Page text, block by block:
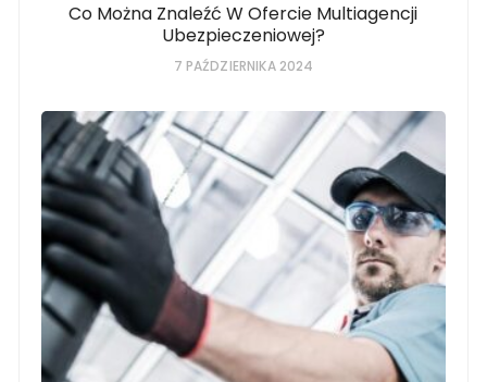
Co Można Znaleźć W Ofercie Multiagencji
Ubezpieczeniowej?
7 PAŹDZIERNIKA 2024